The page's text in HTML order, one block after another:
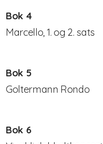
Bok 4
Marcello, 1. og 2. sats
Bok 5
Goltermann Rondo
Bok 6
Årsmøteinnkalling 2024
Styret 2022/2023